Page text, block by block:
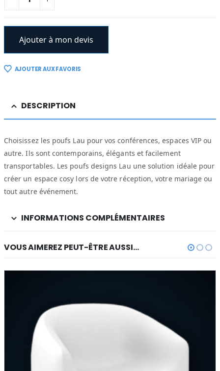
Ajouter à mon devis
AJOUTER AUX FAVORIS
DESCRIPTION
Choisissez les poufs Lau pour vos conférences, espaces VIP ou
autre. Ils sont contemporains, élégants et facilement
transportables. Les poufs designs Lau une solution idéale pour
créer un espace cosy lors de votre réception, votre mariage ou
tout autre événement.
INFORMATIONS COMPLÉMENTAIRES
VOUS AIMEREZ PEUT-ÊTRE AUSSI…